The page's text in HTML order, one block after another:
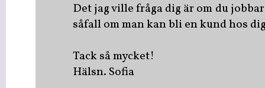
Det jag ville fråga dig är om du
såfall om man kan bli en kund hos
Tack så mycket!
Hälsn. Sofia